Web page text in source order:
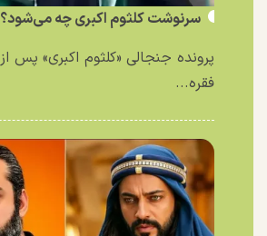
سرنوشت کلثوم اکبری چه می‌شود؟
فقره...